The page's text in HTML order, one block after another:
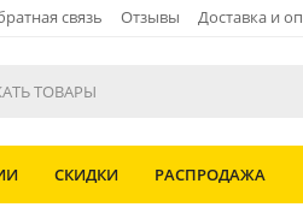
связь Отзывы Доставка и
СКИДКИ РАСПРОДАЖА